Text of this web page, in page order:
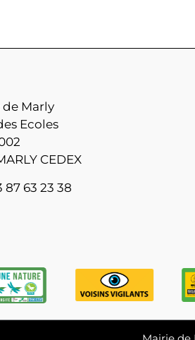
de Marly
Ecoles
CEDEX
87 63 23 38